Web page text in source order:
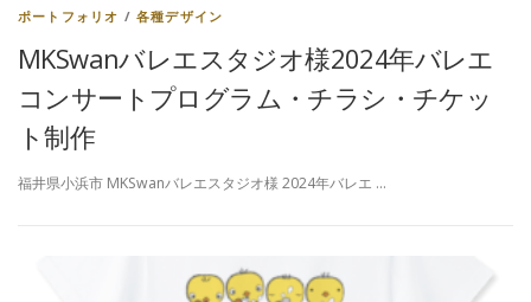
ポートフォリオ /各種デザイン
MKSwanバレエスタジオ様2024年バレエ
コンサートプログラム・チラシ・チケッ
ト制作
福井県小浜市 MKSwanバレエスタジオ様 2024年バレエ …